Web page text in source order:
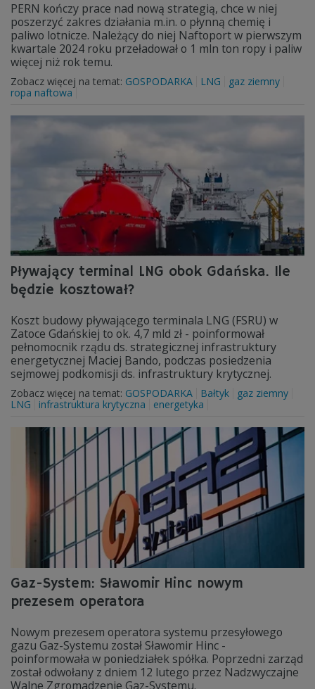
PERN kończy prace nad nową strategią, chce w niej
poszerzyć zakres działania m.in. o płynną chemię i
paliwo lotnicze. Należący do niej Naftoport w pierwszym
kwartale 2024 roku przeładował o 1 mln ton ropy i paliw
więcej niż rok temu.
Zobacz więcej na temat: GOSPODARKA LNG
gaz ziemny
ropa naftowa
Pływający terminal LNG obok Gdańska. Ile
będzie kosztował?
Koszt budowy pływającego terminala LNG (FSRU) w
Zatoce Gdańskiej to ok. 4,7 mld zł - poinformował
pełnomocnik rządu ds. strategicznej infrastruktury
energetycznej Maciej Bando, podczas posiedzenia
sejmowej podkomisji ds. infrastruktury krytycznej.
Zobacz więcej na temat: GOSPODARKA Bałtyk
gaz ziemny
LNG
infrastruktura krytyczna energetyka
Gaz-System: Sławomir Hinc nowym
prezesem operatora
Nowym prezesem operatora systemu przesyłowego
gazu Gaz-Systemu został Sławomir Hinc -
poinformowała w poniedziałek spółka. Poprzedni zarząd
został odwołany z dniem 12 lutego przez Nadzwyczajne
Walne Zgromadzenie Gaz-Systemu.